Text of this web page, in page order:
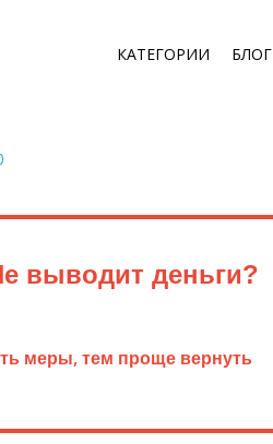
КАТЕГОРИИ БЛОГ
выводит деньги?
меры, тем проще вернуть